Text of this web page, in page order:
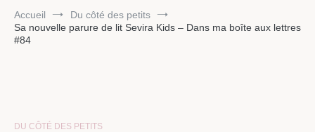
Accueil
Du côté des petits
Sa nouvelle parure de lit Sevira Kids – Dans ma boîte aux lettres
#84
DU CÔTÉ DES PETITS